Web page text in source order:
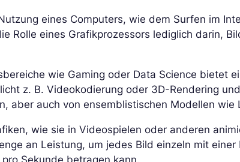
eines Computers, wie dem Surfen im
Rolle eines Grafikprozessors lediglich darin,
wie Gaming oder Data Science bietet
z. B. Videokodierung oder 3D-Rendering
aber auch von ensemblistischen Modellen wie
wie sie in Videospielen oder anderen
an Leistung, um jedes Bild einzeln mit